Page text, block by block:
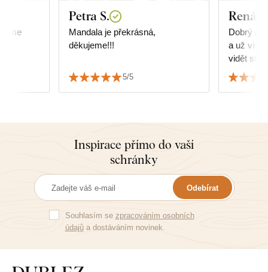
Petra S.
Mandala je překrásná,
děkujeme!!!
5/5
Dobrý
a už visí 😀.
vidět
Inspirace přímo do vaší
schránky
Odebírat
Souhlasím se zpracováním osobních
údajůa dostáváním novinek.